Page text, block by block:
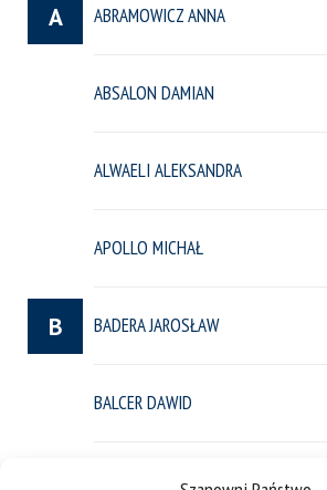
A ABRAMOWICZ ANNA
ABSALON DAMIAN
ALWAELI ALEKSANDRA
APOLLO MICHAŁ
B BADERA JAROSŁAW
BALCER DAWID
BANASIK KAMILA